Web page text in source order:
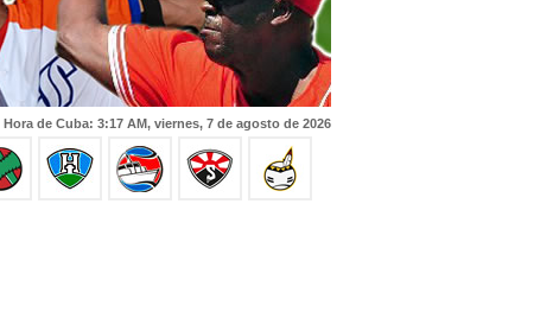
Hora de Cuba: 3:17 AM, viernes, 7 de agosto de 2026